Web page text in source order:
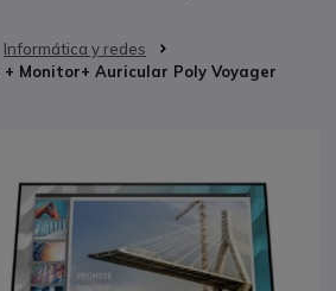
Informática y redes
+ Monitor+ Auricular Poly Voyager